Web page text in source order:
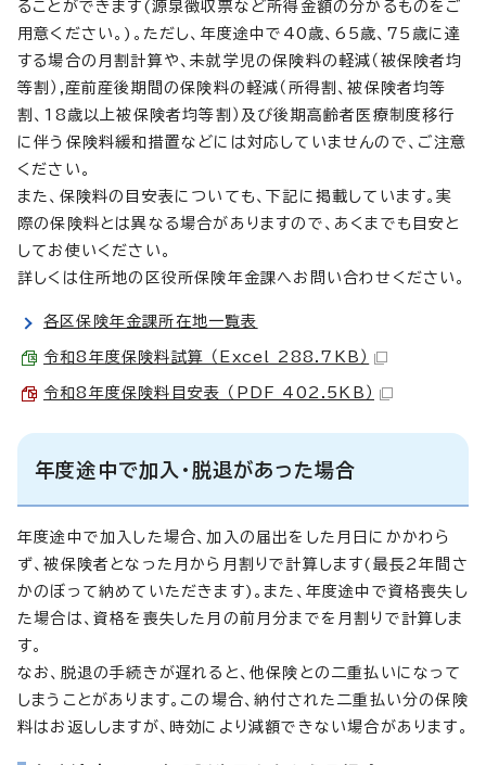
ることができます(源泉徴収票など所得金額の分かるものをご
用意ください。)。ただし、年度途中で40歳、65歳、75歳に達
する場合の月割計算や、未就学児の保険料の軽減（被保険者均
等割）,産前産後期間の保険料の軽減（所得割、被保険者均等
割、18歳以上被保険者均等割）及び後期高齢者医療制度移行
に伴う保険料緩和措置などには対応していませんので、ご注意
ください。
また、保険料の目安表についても、下記に掲載しています。実
際の保険料とは異なる場合がありますので、あくまでも目安と
してお使いください。
詳しくは住所地の区役所保険年金課へお問い合わせください。
各区保険年金課所在地一覧表
令和8年度保険料試算 （Excel 288.7KB）
令和8年度保険料目安表 （PDF 402.5KB）
年度途中で加入・脱退があった場合
年度途中で加入した場合、加入の届出をした月日にかかわら
ず、被保険者となった月から月割りで計算します(最長2年間さ
かのぼって納めていただきます)。また、年度途中で資格喪失し
た場合は、資格を喪失した月の前月分までを月割りで計算しま
す。
なお、脱退の手続きが遅れると、他保険との二重払いになって
しまうことがあります。この場合、納付された二重払い分の保険
料はお返ししますが、時効により減額できない場合があります。